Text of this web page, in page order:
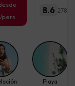
/pers.
8.6 278
Playa